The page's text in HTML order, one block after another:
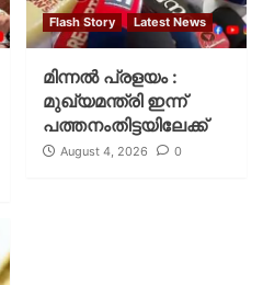
Flash Story Latest News
മിന്നല്‍ പ്രളയം :
മുഖ്യമന്ത്രി ഇന്ന്
പത്തനംതിട്ടയിലേക്ക്
August 4, 2026 0